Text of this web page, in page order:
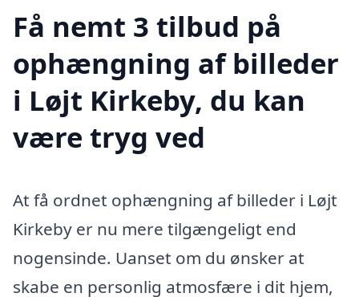
Få nemt 3 tilbud på
ophængning af billeder
i Løjt Kirkeby, du kan
være tryg ved
At få ordnet ophængning af billeder i Løjt
Kirkeby er nu mere tilgængeligt end
nogensinde. Uanset om du ønsker at
skabe en personlig atmosfære i dit hjem,